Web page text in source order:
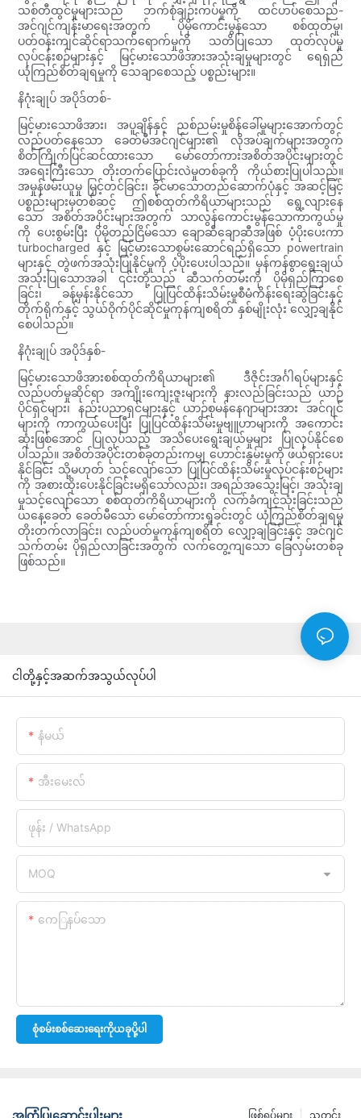
သစ်တီထွင်မှုများသည် ဘက်စုံချဉ်းကပ်မှုကို ထင်ဟပ်စေသည်-
အင်ဂျင်ကျန်းမာရေးအတွက် ပိုမိုကောင်းမွန်သော စစ်ထုတ်မှု၊
ပတ်ဝန်းကျင်ဆိုင်ရာသက်ရောက်မှုကို သတိပြုသော ထုတ်လုပ်မှု
လုပ်ငန်းစဉ်များနှင့် မြင့်မားသောဖိအားအသုံးချမှုများတွင် ရေရှည်
ယုံကြည်စိတ်ချရမှုကို သေချာစေသည့် ပစ္စည်းများ။
နိဂုံးချုပ် အပိုဒ်တစ်-
မြင့်မားသောဖိအား၊ အပူချိန်နှင့် ညစ်ညမ်းမှုစိန်ခေါ်မှုများအောက်တွင်
လည်ပတ်နေသော ခေတ်မီအင်ဂျင်များ၏ လိုအပ်ချက်များအတွက်
စိတ်ကြိုက်ပြင်ဆင်ထားသော မော်တော်ကားအစိတ်အပိုင်းများတွင်
အရေးကြီးသော တိုးတက်ပြောင်းလဲမှုတစ်ခုကို ကိုယ်စားပြုပါသည်။
အမှုန်ဖမ်းယူမှု မြှင့်တင်ခြင်း၊ ခိုင်မာသောတည်ဆောက်ပုံနှင့် အဆင့်မြင့်
ပစ္စည်းများမှတစ်ဆင့် ဤစစ်ထုတ်ကိရိယာများသည် ရွေ့လျားနေ
သော အစိတ်အပိုင်းများအတွက် သာလွန်ကောင်းမွန်သောကာကွယ်မှု
ကို ပေးစွမ်းပြီး ပိုမိုတည်ငြိမ်သော ချောဆီချောဆီအဖြစ် ပံ့ပိုးပေးကာ
turbocharged နှင့် မြင့်မားသောစွမ်းဆောင်ရည်ရှိသော powertrain
များနှင့် တွဲဖက်အသုံးပြုနိုင်မှုကို ပံ့ပိုးပေးပါသည်။ မှန်ကန်စွာရွေးချယ်
အသုံးပြုသောအခါ ၎င်းတို့သည် ဆီသက်တမ်းကို ပိုမိုရှည်ကြာစေ
ခြင်း၊ ခန့်မှန်းနိုင်သော ပြုပြင်ထိန်းသိမ်းမှုစီမံကိန်းရေးဆွဲခြင်းနှင့်
တိုက်ရိုက်နှင့် သွယ်ဝိုက်ပိုင်ဆိုင်မှုကုန်ကျစရိတ် နှစ်မျိုးလုံး လျှော့ချနိုင်
စေပါသည်။
နိဂုံးချုပ် အပိုဒ်နှစ်-
မြင့်မားသောဖိအားစစ်ထုတ်ကိရိယာများ၏ ဒီဇိုင်းအင်္ဂါရပ်များနှင့်
လည်ပတ်မှုဆိုင်ရာ အကျိုးကျေးဇူးများကို နားလည်ခြင်းသည် ယာဉ်
ပိုင်ရှင်များ၊ နည်းပညာရှင်များနှင့် ယာဉ်စုမန်နေဂျာများအား အင်ဂျင်
များကို ကာကွယ်ပေးပြီး ပြုပြင်ထိန်းသိမ်းမှုဗျူဟာများကို အကောင်း
ဆုံးဖြစ်အောင် ပြုလုပ်သည့် အသိပေးရွေးချယ်မှုများ ပြုလုပ်နိုင်စေ
ပါသည်။ အစိတ်အပိုင်းတစ်ခုတည်းကမျှ ဟောင်းနွမ်းမှုကို ဖယ်ရှားပေး
နိုင်ခြင်း သို့မဟုတ် သင့်လျော်သော ပြုပြင်ထိန်းသိမ်းမှုလုပ်ငန်းစဉ်များ
ကို အစားထိုးပေးနိုင်ခြင်းမရှိသော်လည်း၊ အရည်အသွေးမြင့်၊ အသုံးချ
မှုသင့်လျော်သော စစ်ထုတ်ကိရိယာများကို လက်ခံကျင့်သုံးခြင်းသည်
ယနေ့ခေတ် ခေတ်မီသော မော်တော်ကားရှုခင်းတွင် ယုံကြည်စိတ်ချရမှု
တိုးတက်လာခြင်း၊ လည်ပတ်မှုကုန်ကျစရိတ် လျှော့ချခြင်းနှင့် အင်ဂျင်
သက်တမ်း ပိုရှည်လာခြင်းအတွက် လက်တွေ့ကျသော ခြေလှမ်းတစ်ခု
ဖြစ်သည်။
ငါတို့နှင့်အဆက်အသွယ်လုပ်ပါ
နံမယ်
အီးမေးလ်
ဖုန်း / WhatsApp
MOQ
ကေြနပ်သော
စုံစမ်းစစ်ဆေးရေးကိုယခုပို့ပါ
သတင်း
ဖြစ်ရပ်များ